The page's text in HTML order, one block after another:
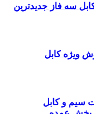
سه فاز جدیدترین
ویژه کابل
سیم و کابل